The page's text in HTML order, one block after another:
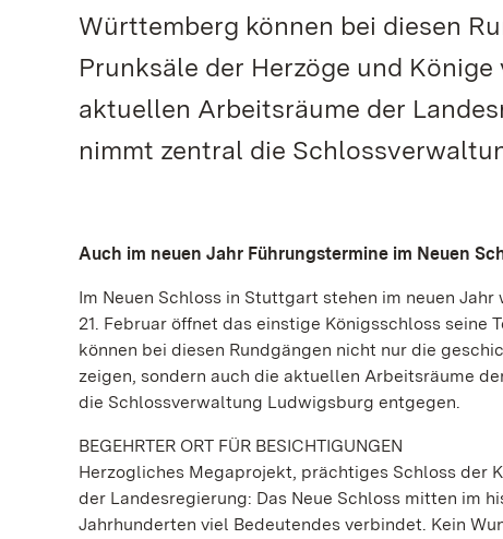
Württemberg können bei diesen
Prunksäle der Herzöge und
aktuellen Arbeitsräume der
nimmt zentral die
Auch im neuen Jahr Führungstermine im Neuen
Im Neuen Schloss in Stuttgart stehen im neuen
21. Februar öffnet das einstige Königsschloss
können bei diesen Rundgängen nicht nur die
zeigen, sondern auch die aktuellen Arbeitsräume
die Schlossverwaltung Ludwigsburg entgegen.
BEGEHRTER ORT FÜR BESICHTIGUNGEN
Herzogliches Megaprojekt, prächtiges Schloss der
der Landesregierung: Das Neue Schloss mitten im
Jahrhunderten viel Bedeutendes verbindet. Kein